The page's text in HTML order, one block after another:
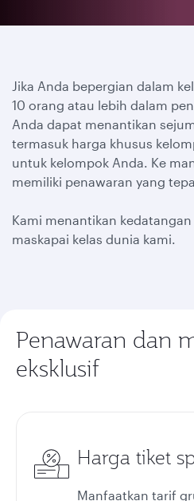
Jika Anda bepergian dalam
10 orang atau lebih dalam
Anda dapat menantikan
termasuk harga khusus
untuk kelompok Anda. Ke
memiliki penawaran yang
Kami menantikan
maskapai kelas dunia kami.
Penawaran dan
eksklusif
Harga tiket
Manfaatkan tarif